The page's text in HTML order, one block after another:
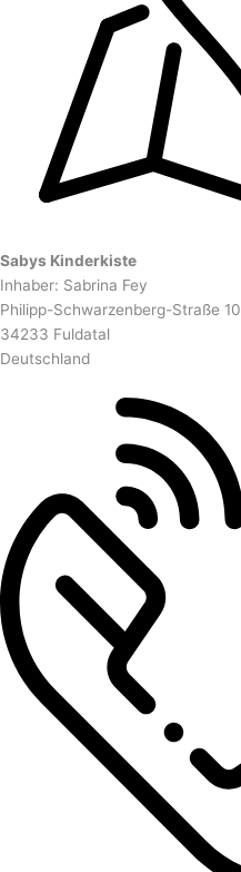
Sabys Kinderkiste
Inhaber: Sabrina Fey
Philipp-Schwarzenberg-Straße 10
34233 Fuldatal
Deutschland